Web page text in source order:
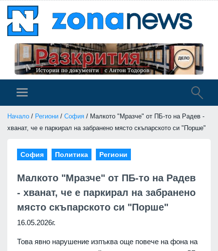
Начало / Региони / София / Малкото "Мразче" от ПБ-то на Радев -
хванат, че е паркирал на забранено място скъпарското си "Порше"
София Политика Региони
Малкото "Мразче" от ПБ-то на Радев
- хванат, че е паркирал на забранено
място скъпарското си "Порше"
16.05.2026г.
Това явно нарушение изпъква още повече на фона на